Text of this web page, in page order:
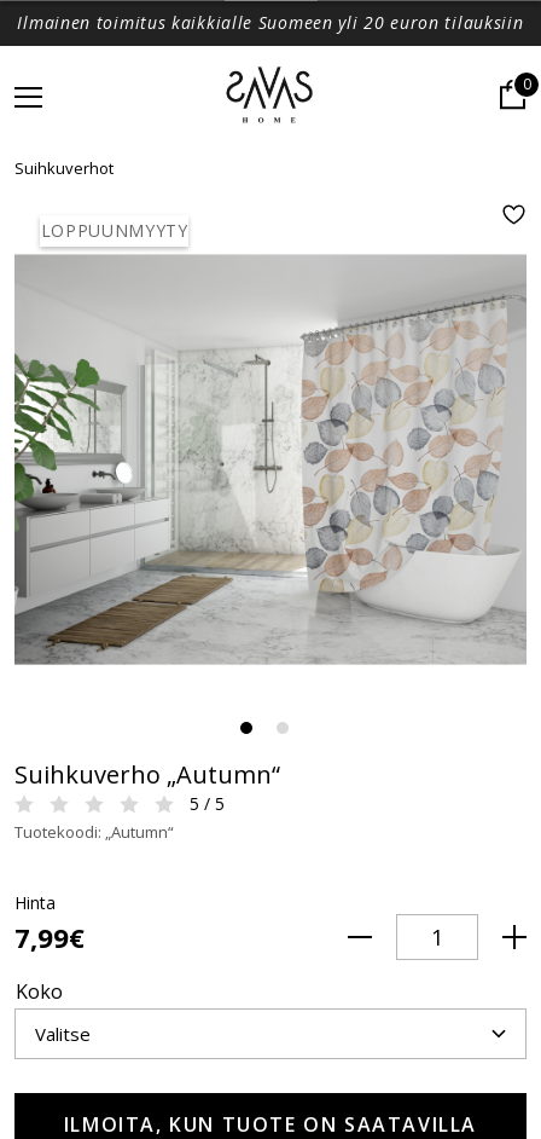
Ilmainen toimitus kaikkialle Suomeen yli 20 euron tilauksiin
0
Suihkuverhot
LOPPUUNMYYTY
Suihkuverho „Autumn“
5 / 5
Tuotekoodi: „Autumn“
Hinta
7,99€
Koko
ILMOITA, KUN TUOTE ON SAATAVILLA